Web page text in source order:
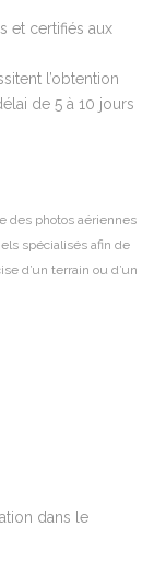
et certifiés aux
l’obtention
de 5 à 10 jours
des photos aériennes
spécialisés afin de
d’un terrain ou d’un
dans le